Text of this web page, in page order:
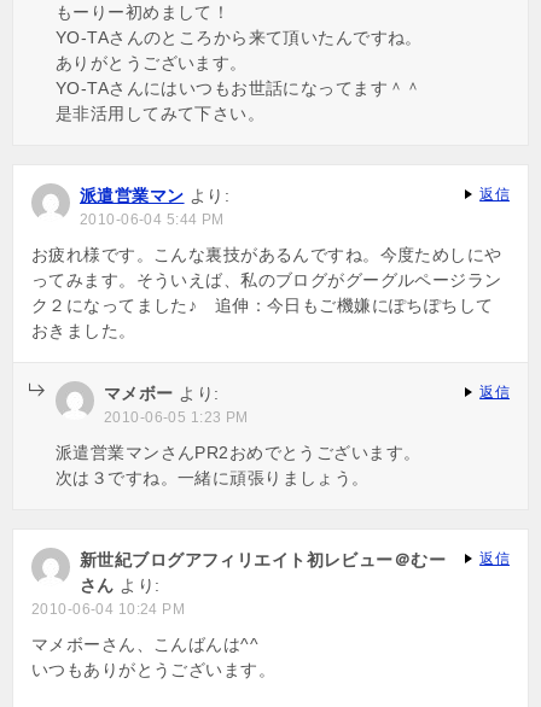
もーりー初めまして！
YO-TAさんのところから来て頂いたんですね。
ありがとうございます。
YO-TAさんにはいつもお世話になってます＾＾
是非活用してみて下さい。
派遣営業マン より:
2010-06-04 5:44 PM
お疲れ様です。こんな裏技があるんですね。今度ためしにや
ってみます。そういえば、私のブログがグーグルページラン
ク２になってました♪ 追伸：今日もご機嫌にぽちぽちして
おきました。
返信
マメボー より:
2010-06-05 1:23 PM
派遣営業マンさんPR2おめでとうございます。
次は３ですね。一緒に頑張りましょう。
返信
新世紀ブログアフィリエイト初レビュー＠むー
さん より:
2010-06-04 10:24 PM
マメボーさん、こんばんは^^
いつもありがとうございます。
返信